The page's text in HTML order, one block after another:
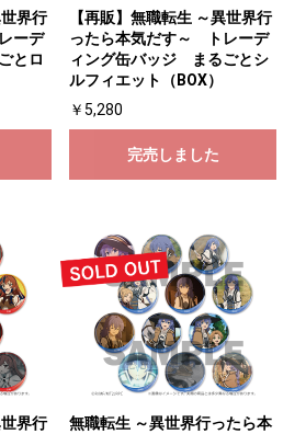
界行
ーデ
とロ
【再販】無職転生 ～異世界行
ったら本気だす～ トレーデ
ィング缶バッジ まるごとシ
ルフィエット（BOX）
￥5,280
完売しました
界行
無職転生 ～異世界行ったら本